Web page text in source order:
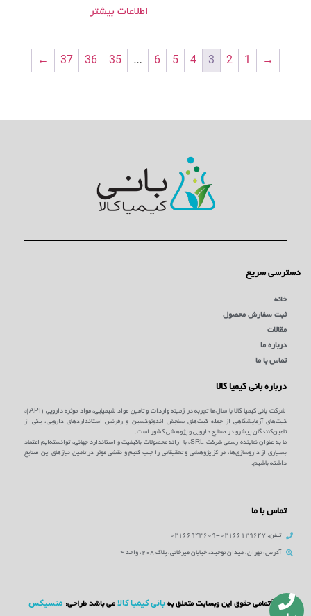
اطلاعات بیشتر
→
1
2
3
4
5
6
…
35
36
37
←
دسترسی سریع
خانه
ثبت سفارش محصول
مقالات
درباره ما
تماس با ما
درباره بانی کیمیا کالا
شرکت بانی کیمیا کالا با سال‌ها تجربه در زمینه واردات و تامین مواد شیمیایی، مواد موثره دارویی (API)،
کیت‌های آزمایشگاهی از جمله کیت‌های سنجش اندوتوکسین و رفرنس استانداردهای دارویی، یکی از
تامین‌کنندگان پیشرو در صنایع دارویی و پژوهشی کشور است.
ما به عنوان نماینده رسمی شرکت SRL، با ارائه محصولات باکیفیت و استاندارد جهانی، توانسته‌ایم اعتماد
بسیاری از داروسازی‌ها، مراکز پژوهشی و تحقیقاتی را جلب کنیم و نقشی موثر در تامین نیازهای این صنایع
داشته باشیم.
تماس با ما
تلفن: 02166129647-02166943609
آدرس: تهران، میدان توحید، خیابان میرخانی، پلاک 208، واحد 4
©تمامی حقوق این وبسایت متعلق به بانی کیمیا کالا می باشد طراحی: منسیکس